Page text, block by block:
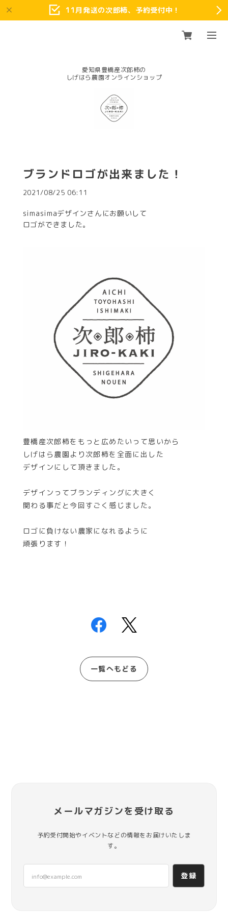
11月発送の次郎柿、予約受付中！
愛知県豊橋産次郎柿の
ブランドロゴが出来ました！
2021/08/25 06:11
simasimaデザインさんにお願いして
ロゴができました。
豊橋産次郎柿をもっと広めたいって思いから
しげはら農園より次郎柿を全面に出した
デザインにして頂きました。
デザインってブランディングに大きく
関わる事だと今回すごく感じました。
ロゴに負けない農家になれるように
頑張ります！
一覧へもどる
メールマガジンを受け取る
予約受付開始やイベントなどの情報をお届けいたしま
す。
登録